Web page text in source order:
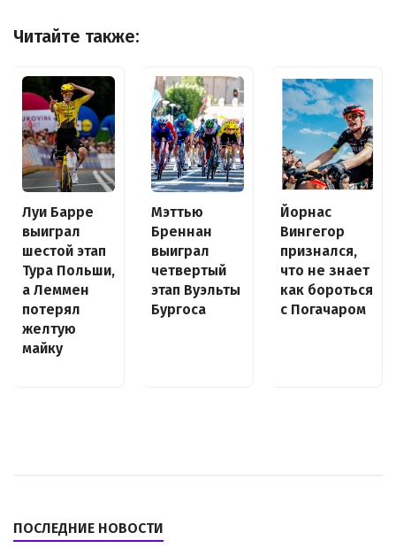
Читайте также:
Луи Барре
выиграл
шестой этап
Тура Польши,
а Леммен
потерял
желтую
майку
Мэттью
Бреннан
выиграл
четвертый
этап Вуэльты
Бургоса
Йорнас
Вингегор
признался,
что не знает
как бороться
с Погачаром
ПОСЛЕДНИЕ НОВОСТИ